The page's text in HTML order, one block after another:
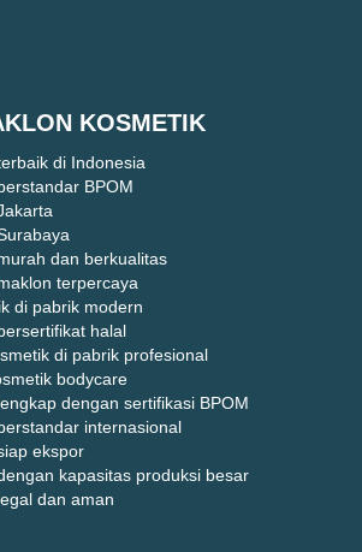
KOSMETIK
di Indonesia
BPOM
dan berkualitas
terpercaya
di pabrik modern
halal
di pabrik profesional
bodycare
dengan sertifikasi BPOM
internasional
ekspor
kapasitas produksi besar
dan aman